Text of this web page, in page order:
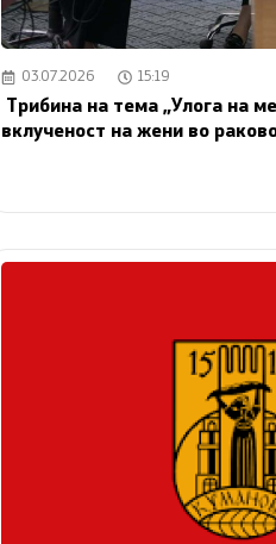
03.07.2026 15:19
Трибина на тема „Улога на
вклученост на жени во